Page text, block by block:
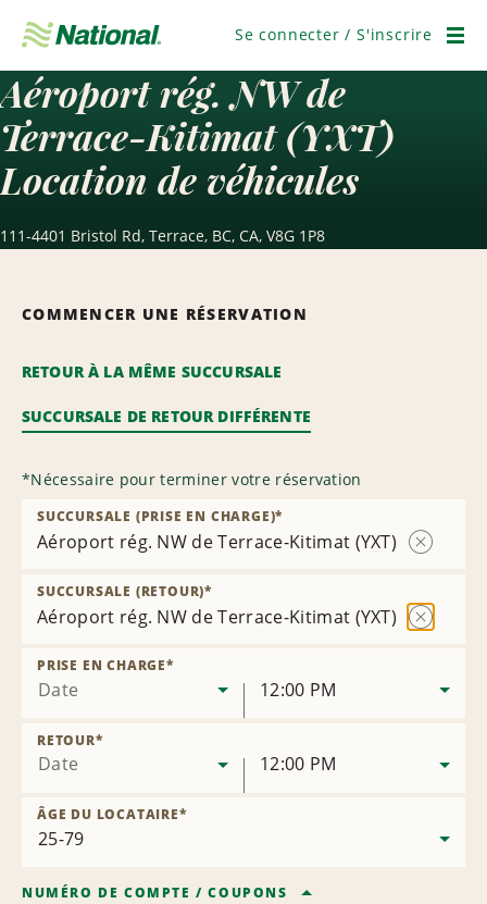
navigation
Se connecter / S'inscrire
Aéroport rég. NW de
Terrace-Kitimat (YXT)
Location de véhicules
111-4401 Bristol Rd, Terrace, BC, CA, V8G 1P8
COMMENCER UNE RÉSERVATION
RETOUR À LA MÊME SUCCURSALE
SUCCURSALE DE RETOUR DIFFÉRENTE
*Nécessaire pour terminer votre réservation
Aéroport rég. NW de Terrace-Kitimat (YXT)
succursale
SUCCURSALE (PRISE EN CHARGE)*
Aéroport rég. NW de Terrace-Kitimat (YXT)
SUCCURSALE (RETOUR)*
Date
PRISE EN CHARGE*
12:00 PM
Date
RETOUR*
12:00 PM
ÂGE DU LOCATAIRE*
NUMÉRO DE COMPTE /COUPONS